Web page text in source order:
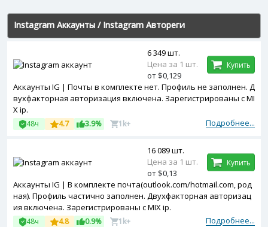
Instagram Аккаунты / Instagram Автореги
Аккаунты IG | Почты в комплекте нет. Профиль не заполнен. Д
вухфакторная авторизация включена. Зарегистрированы с MI
X ip.
Подробнее...
48ч 4.7 3.9% 1k+
6 349 шт.
Цена за 1 шт.
от $0,129
Купить
Аккаунты IG | В комплекте почта(outlook.com/hotmail.com, род
ная). Профиль частично заполнен. Двухфакторная авторизац
ия включена. Зарегистрированы с MIX ip.
Подробнее...
48ч 4.8 0.9% 1k+
16 089 шт.
Цена за 1 шт.
от $0,13
Купить